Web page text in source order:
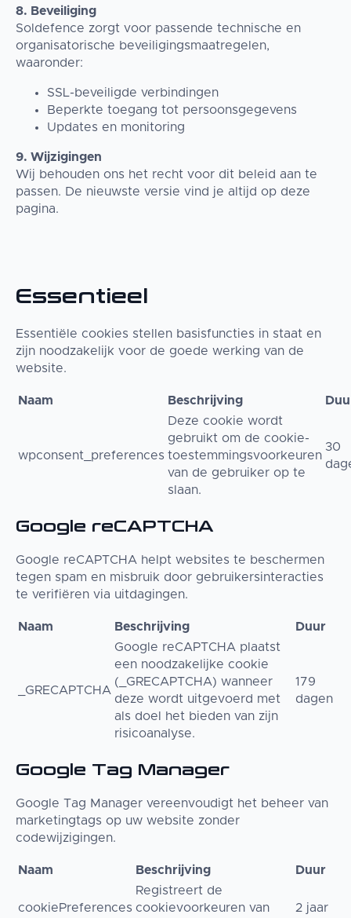
8. Beveiliging
Soldefence zorgt voor passende technische en
organisatorische beveiligingsmaatregelen,
waaronder:
SSL-beveiligde verbindingen
Beperkte toegang tot persoonsgegevens
Updates en monitoring
9. Wijzigingen
Wij behouden ons het recht voor dit beleid aan te
passen. De nieuwste versie vind je altijd op deze
pagina.
Essentieel
Essentiële cookies stellen basisfuncties in staat en
zijn noodzakelijk voor de goede werking van de
website.
Naam Beschrijving
wpconsent_preferences
Deze cookie wordt
gebruikt om de cookie-
toestemmingsvoorkeuren
van de gebruiker op te
slaan.
30
Google reCAPTCHA
Google reCAPTCHA helpt websites te beschermen
tegen spam en misbruik door gebruikersinteracties
te verifiëren via uitdagingen.
Naam Beschrijving Duur
_GRECAPTCHA
Google reCAPTCHA plaatst
een noodzakelijke cookie
(_GRECAPTCHA) wanneer
deze wordt uitgevoerd met
als doel het bieden van zijn
risicoanalyse.
179
dagen
Google Tag Manager
Google Tag Manager vereenvoudigt het beheer van
marketingtags op uw website zonder
codewijzigingen.
Naam Beschrijving Duur
cookiePreferences
Registreert de
cookievoorkeuren van
2 jaar